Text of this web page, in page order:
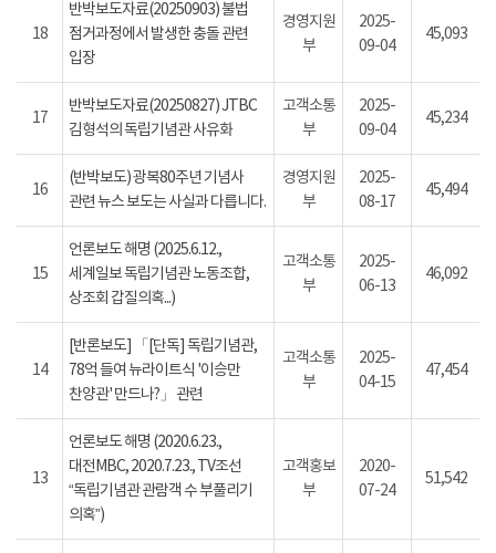
18
반박보도자료(20250903) 불법
점거과정에서 발생한 충돌 관련
입장
경영지원
부
2025-
09-04
45,093
17
반박보도자료(20250827) JTBC
김형석의 독립기념관 사유화
고객소통
부
2025-
09-04
45,234
16
(반박보도) 광복80주년 기념사
관련 뉴스 보도는 사실과 다릅니다.
경영지원
부
2025-
08-17
45,494
15
언론보도 해명 (2025.6.12.,
세계일보 독립기념관 노동조합,
상조회 갑질의혹...)
고객소통
부
2025-
06-13
46,092
14
[반론보도] 「[단독] 독립기념관,
78억 들여 뉴라이트식 '이승만
찬양관' 만드나?」 관련
고객소통
부
2025-
04-15
47,454
13
언론보도 해명 (2020.6.23.,
대전MBC, 2020.7.23., TV조선
“독립기념관 관람객 수 부풀리기
의혹”)
고객홍보
부
2020-
07-24
51,542